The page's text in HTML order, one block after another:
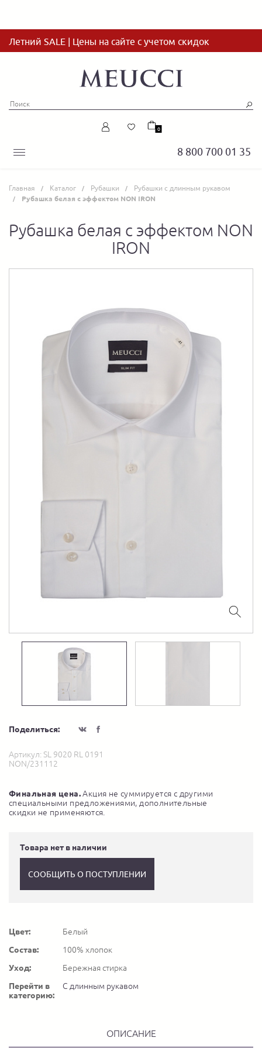
Летний SALE | Цены на сайте с учетом скидок
8 800 700 01 35
0
Главная Каталог Рубашки Рубашки с длинным рукавом
Рубашка белая с эффектом NON IRON
Рубашка белая с эффектом NON
IRON
Поделиться:
Артикул: SL 9020 RL 0191
NON/231112
Финальная цена.Акция не суммируется с другими
специальными предложениями, дополнительные
скидки не применяются.
Товара нет в наличии
СООБЩИТЬ О ПОСТУПЛЕНИИ
Цвет:
Белый
Состав:
100% хлопок
Уход:
Бережная стирка
Перейти в
категорию:
С длинным рукавом
ОПИСАНИЕ